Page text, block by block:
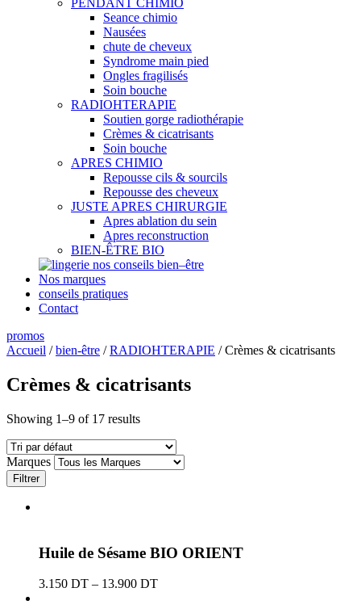
PENDANT CHIMIO
Seance chimio
Nausées
chute de cheveux
Syndrome main pied
Ongles fragilisés
Soin bouche
RADIOHTERAPIE
Soutien gorge radiothérapie
Crèmes & cicatrisants
Soin bouche
APRES CHIMIO
Repousse cils & sourcils
Repousse des cheveux
JUSTE APRES CHIRURGIE
Apres ablation du sein
Apres reconstruction
BIEN-ÊTRE BIO
nos conseils bien–être
Nos marques
conseils pratiques
Contact
promos
Accueil /bien-être /RADIOHTERAPIE / Crèmes & cicatrisants
Crèmes & cicatrisants
Showing 1–9 of 17 results
Marques
Filtrer
Huile de Sésame BIO ORIENT
3.150 DT – 13.900 DT